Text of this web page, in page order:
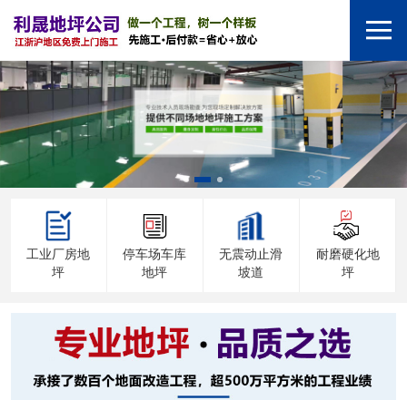
工业厂房地
坪
停车场车库
地坪
无震动止滑
坡道
耐磨硬化地
坪